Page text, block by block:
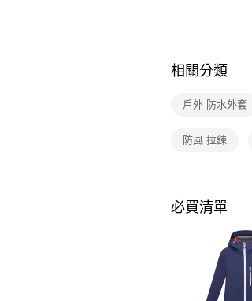
相關分類
戶外 防水外套
防風 拉鍊
必買清單